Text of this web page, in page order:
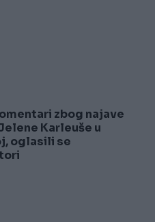
zbog najave
Karleuše u
oglasili se